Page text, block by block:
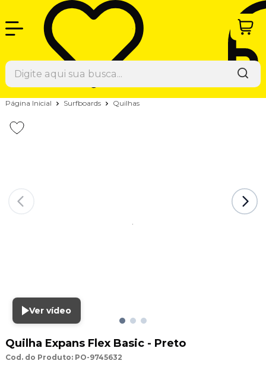
Página Inicial Surfboards Quilhas
Ver vídeo
Quilha Expans Flex Basic - Preto
Cod. do Produto: PO-9745632